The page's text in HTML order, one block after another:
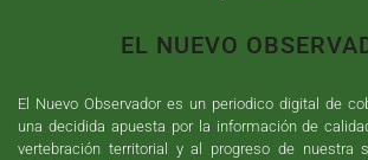
EL NUEVO
El Nuevo Observador es un periodico digital de
una decidida apuesta por la información de
vertebración territorial y al progreso de nuestra